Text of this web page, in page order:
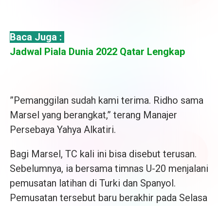
Baca Juga :
Jadwal Piala Dunia 2022 Qatar Lengkap
”Pemanggilan sudah kami terima. Ridho sama
Marsel yang berangkat,” terang Manajer
Persebaya Yahya Alkatiri.
Bagi Marsel, TC kali ini bisa disebut terusan.
Sebelumnya, ia bersama timnas U-20 menjalani
pemusatan latihan di Turki dan Spanyol.
Pemusatan tersebut baru berakhir pada Selasa